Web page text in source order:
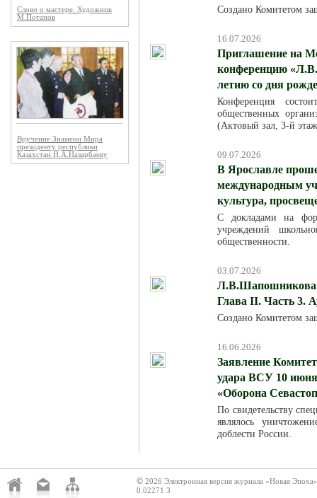
Слово о мастере. Художник
М.Потапов
Вручение Знамени Мира
президенту республики
Казахстан Н.А.Назарбаеву
Создано Комитетом
16.07.2026
Приглашение на
конференцию
летию со дня
Конференция
общественных
(Актовый зал, 3-й
09.07.2026
В Ярославле
международным
культура,
С докладами на
учреждений
общественности.
03.07.2026
Л.В.Шапошникова.
Глава II. Часть 3.
Создано Комитетом
16.06.2026
Заявление
удара ВСУ 10
«Оборона
По свидетельству
являлось
доблести России.
© 2026 Электронная версия журнала «Новая Эпоха»
0.02271 3